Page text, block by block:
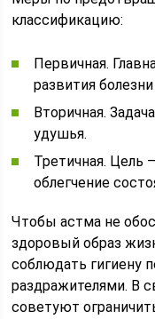
классификацию:
Первичная.
развития
Вторичная.
удушья.
Третичная. Цель
облегчение
Чтобы астма не
здоровый образ
соблюдать гигиену
раздражителями. В
советуют